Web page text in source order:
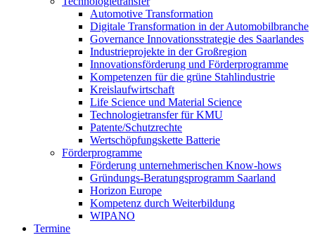
Automotive Transformation
Digitale Transformation in der Automobilbranche
Governance Innovationsstrategie des Saarlandes
Industrieprojekte in der Großregion
Innovationsförderung und Förderprogramme
Kompetenzen für die grüne Stahlindustrie
Kreislaufwirtschaft
Life Science und Material Science
Technologietransfer für KMU
Patente/Schutzrechte
Wertschöpfungskette Batterie
Förderprogramme
Förderung unternehmerischen Know-hows
Gründungs-Beratungsprogramm Saarland
Horizon Europe
Kompetenz durch Weiterbildung
WIPANO
Termine